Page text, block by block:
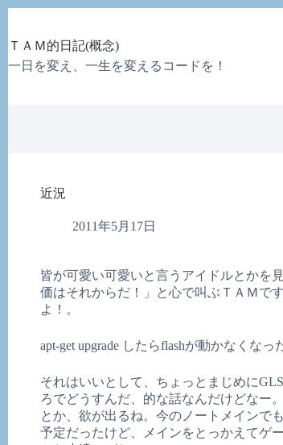
テ
ン
ＴＡＭ的日記(概念)
一日を変え、一生を変えるコードを！
近況
2011年5月17日
皆が可愛い可愛いと言うアイドルとかを
価はそれからだ！」と心で叫ぶＴＡＭで
よ！。
apt-get upgrade したらflashが動かなくなっ
それはいいとして、ちょっとまじめに
ろでどうすんだ、的な話なんだけどなー
とか、欲が出るね。今のノートメインで
予定だったけど、メインをとっかえてゲ